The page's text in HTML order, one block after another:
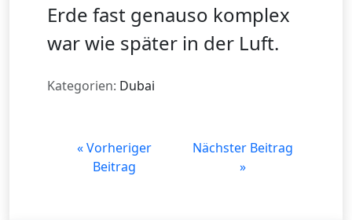
Erde fast genauso komplex
war wie später in der Luft.
Kategorien: Dubai
« Vorheriger
Beitrag
Nächster Beitrag
»